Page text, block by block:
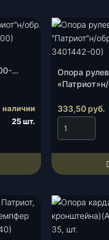
наличии
25 шт.
Опора
333,50 руб.